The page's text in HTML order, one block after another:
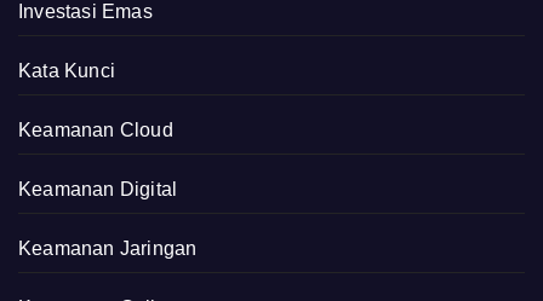
Investasi Emas
Kata Kunci
Keamanan Cloud
Keamanan Digital
Keamanan Jaringan